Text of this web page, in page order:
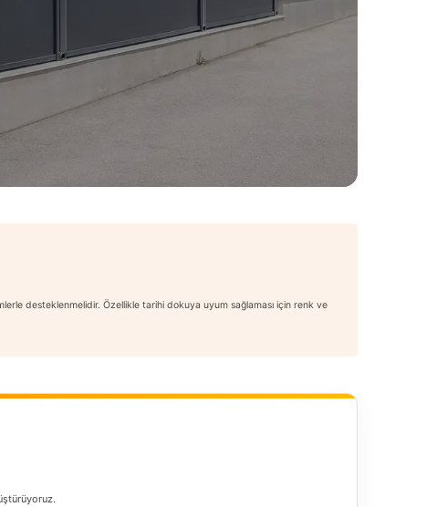
desteklenmelidir. Özellikle tarihi dokuya uyum sağlaması için renk ve